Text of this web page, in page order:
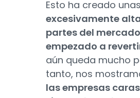
Esto ha creado unas
excesivamente
partes del
empezado a
aún queda mucho
tanto, nos
las empresas